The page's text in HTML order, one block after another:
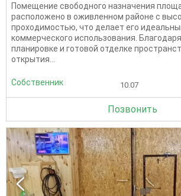
Помещение свободного назначения
расположено в оживленном районе с
проходимостью, что делает его
коммерческого использования.
планировке и готовой отделке
открытия...
Собственник 10.07
Позвонить